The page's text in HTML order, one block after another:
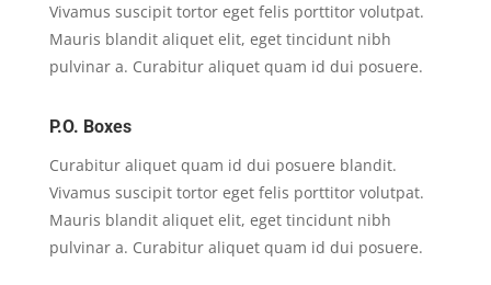
Vivamus suscipit tortor eget felis porttitor volutpat.
Mauris blandit aliquet elit, eget tincidunt nibh
pulvinar a. Curabitur aliquet quam id dui posuere.
P.O. Boxes
Curabitur aliquet quam id dui posuere blandit.
Vivamus suscipit tortor eget felis porttitor volutpat.
Mauris blandit aliquet elit, eget tincidunt nibh
pulvinar a. Curabitur aliquet quam id dui posuere.